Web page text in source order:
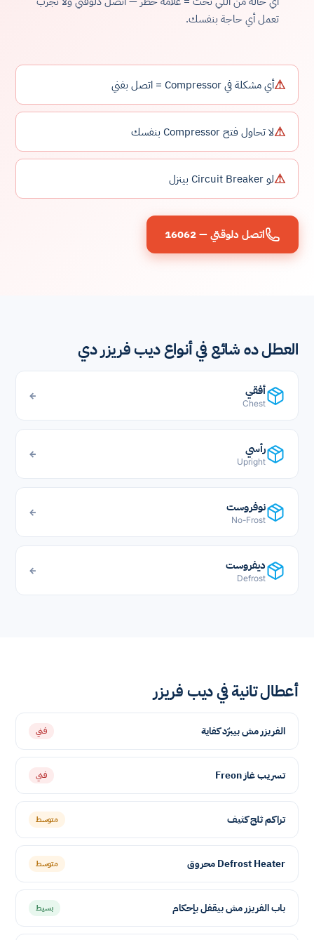
تعمل أي حاجة بنفسك.
⚠أي مشكلة في Compressor = اتصل بفني
⚠لا تحاول فتح Compressor بنفسك
⚠لو Circuit Breaker بينزل
اتصل دلوقتي — 16062
العطل ده شائع في أنواع ديب فريزر دي
أفقي
Chest
←
رأسي
Upright
←
نوفروست
No-Frost
←
ديفروست
Defrost
←
أعطال تانية في ديب فريزر
الفريزر مش بيبرّد كفاية فني
تسريب غاز Freon فني
تراكم ثلج كثيف متوسط
Defrost Heater محروق متوسط
باب الفريزر مش بيقفل بإحكام بسيط